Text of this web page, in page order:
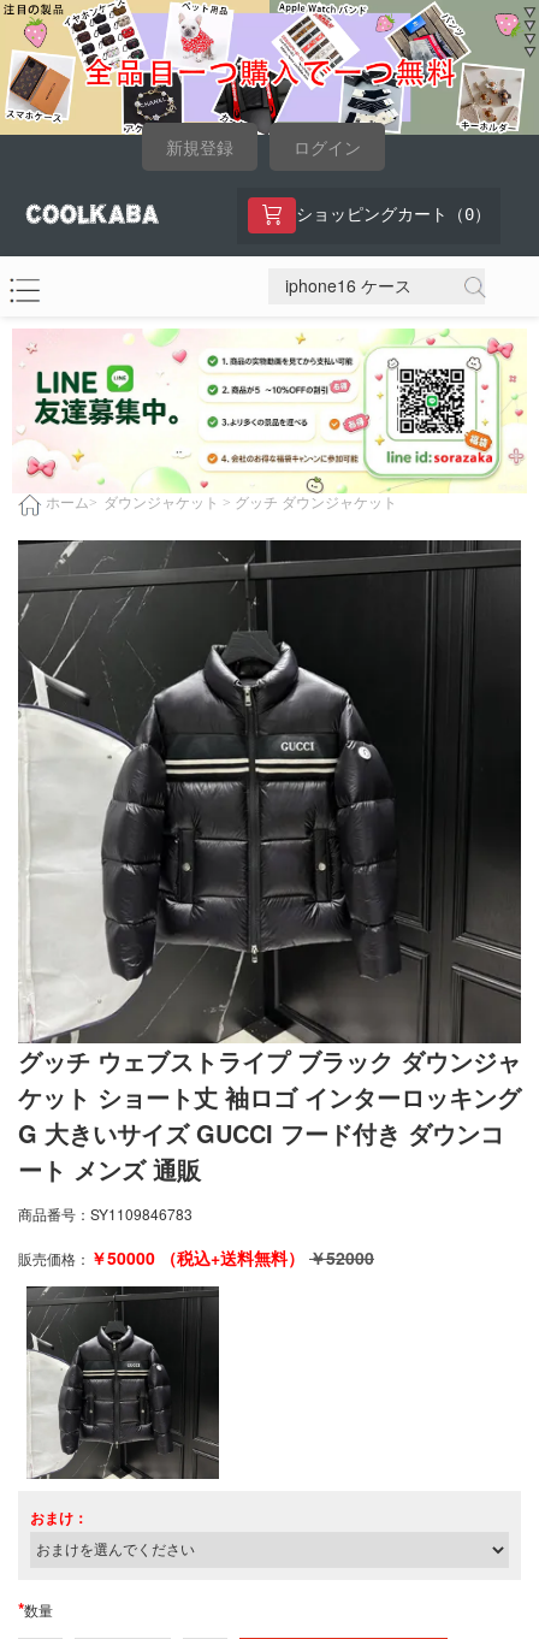
新規登録 ログイン
ショッピングカート（ 0）
ホーム> ダウンジャケット > グッチ ダウンジャケット
グッチ ウェブストライプ ブラック ダウンジャ
ケット ショート丈 袖ロゴ インターロッキング
G 大きいサイズ GUCCI フード付き ダウンコ
ート メンズ 通販
商品番号： SY1109846783
販売価格： ￥50000 （税込+送料無料） ￥52000
おまけ：
*数量